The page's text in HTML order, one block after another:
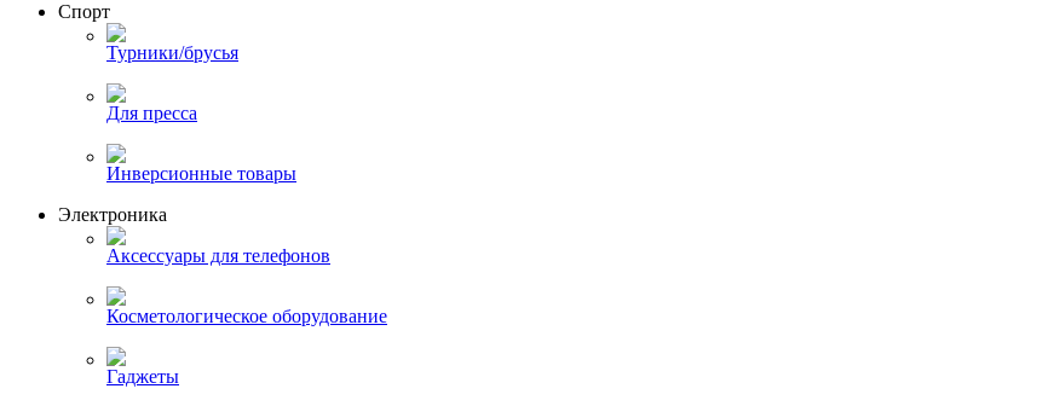
Спорт
Турники/брусья
Для пресса
Инверсионные товары
Электроника
Аксессуары для телефонов
Косметологическое оборудование
Гаджеты